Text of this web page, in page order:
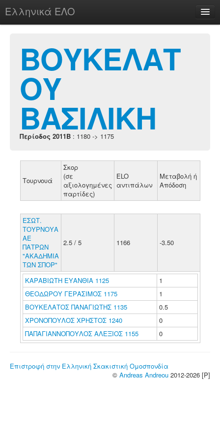
Ελληνικά ΕΛΟ
chesstu.be @ discord
Login
ΒΟΥΚΕΛΑΤ
ΟΥ
ΒΑΣΙΛΙΚΗ
Περίοδος 2011B : 1180 -> 1175
Τουρνουά
Σκορ
(σε
αξιολογημένες
παρτίδες)
ELO
αντιπάλων
Μεταβολή ή
Απόδοση
ΕΣΩΤ.
ΤΟΥΡΝΟΥΑ
ΑΕ
ΠΑΤΡΩΝ
"ΑΚΑΔΗΜΙΑ
ΤΩΝ ΣΠΟΡ"
2.5 / 5 1166 -3.50
ΚΑΡΑΒΙΩΤΗ ΕΥΑΝΘΙΑ 1125
1
ΘΕΟΔΩΡΟΥ ΓΕΡΑΣΙΜΟΣ 1175
1
ΒΟΥΚΕΛΑΤΟΣ ΠΑΝΑΓΙΩΤΗΣ 1135
0.5
ΧΡΟΝΟΠΟΥΛΟΣ ΧΡΗΣΤΟΣ 1240
0
ΠΑΠΑΓΙΑΝΝΟΠΟΥΛΟΣ ΑΛΕΞΙΟΣ 1155
0
Επιστροφή στην Ελληνική Σκακιστική Ομοσπονδία
© Andreas Andreou 2012-2026 [P]